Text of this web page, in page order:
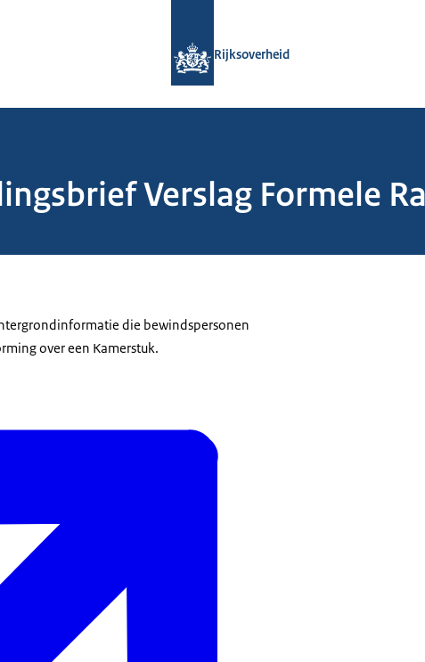
Rijksoverheid
Verslag Formele
die bewindspersonen
over een Kamerstuk.